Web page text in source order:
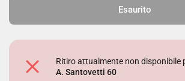
Esaurito
Ritiro attualmente non disponibile
A. Santovetti 60